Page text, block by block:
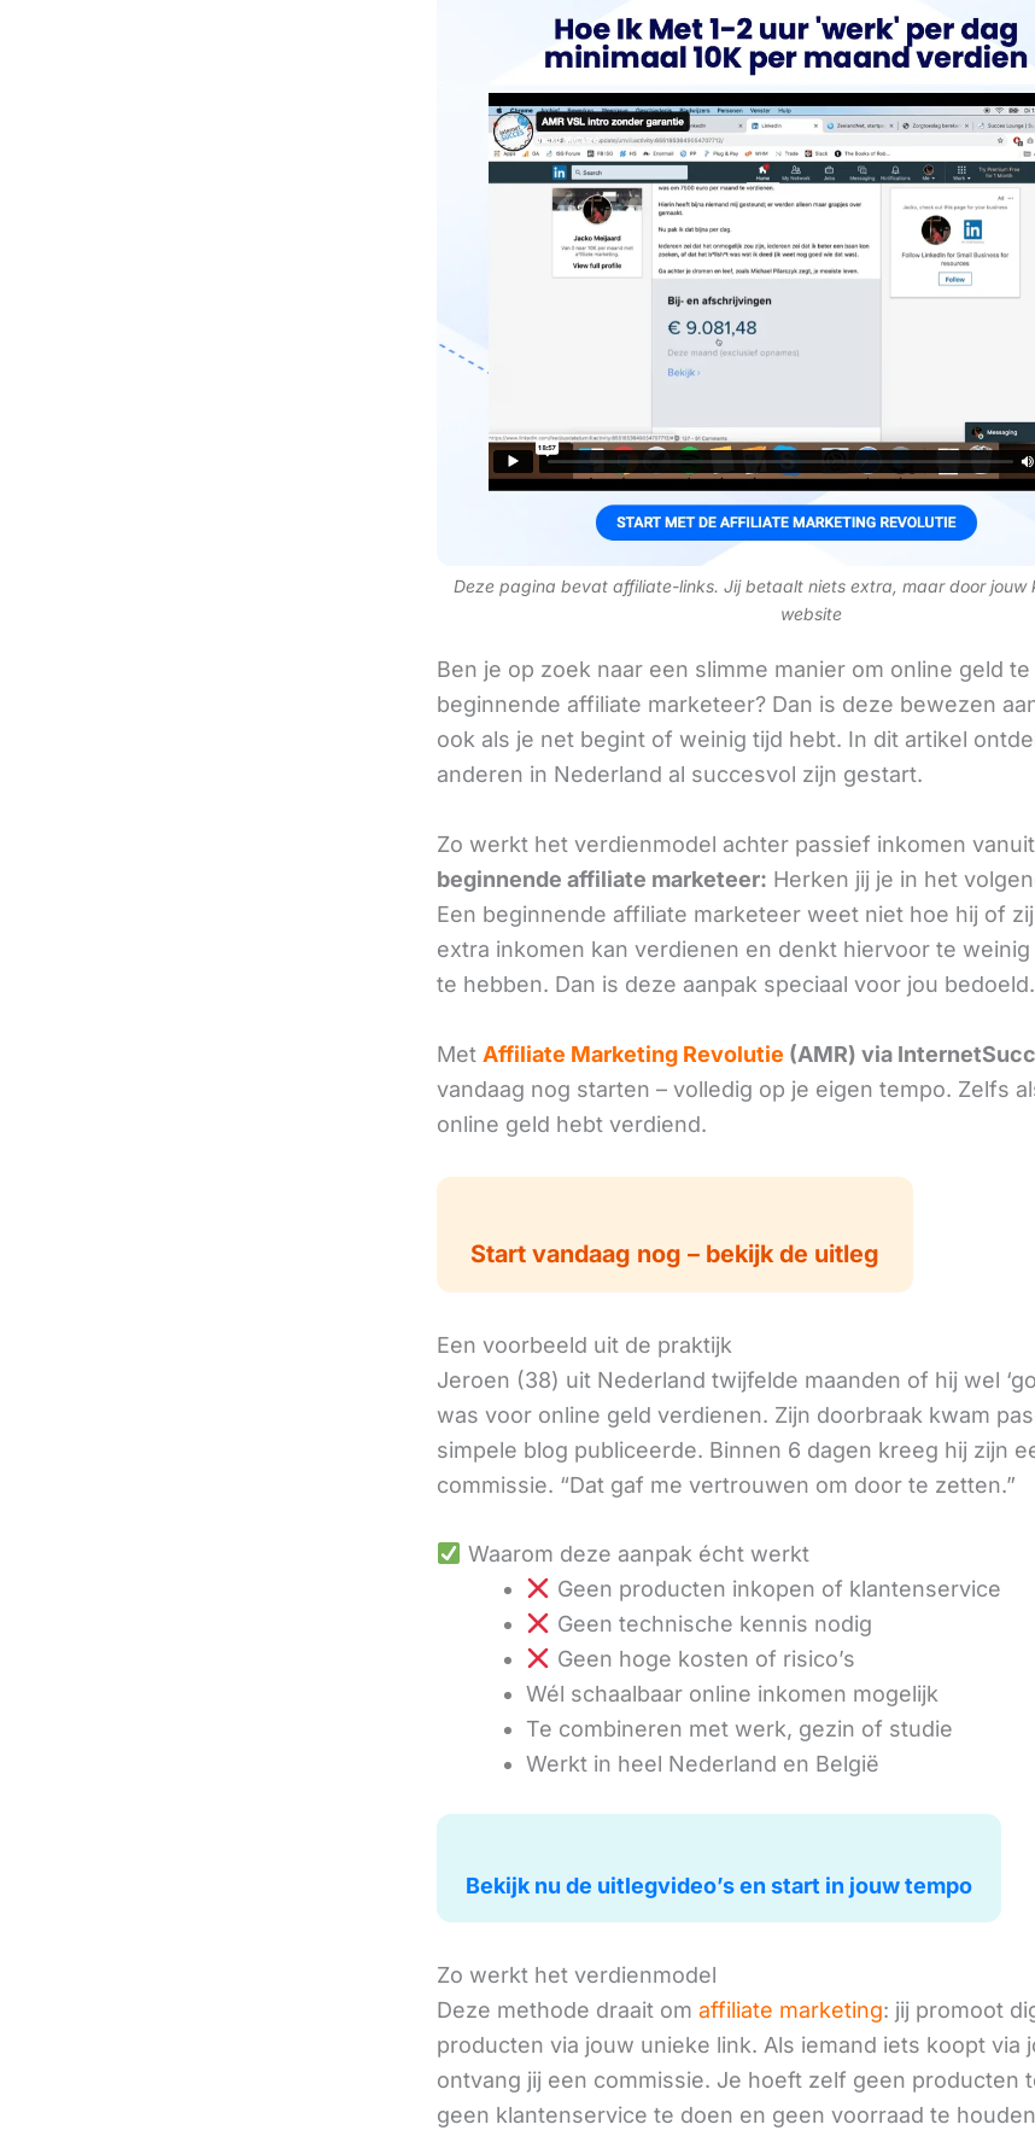
Deze pagina bevat affiliate-links. Jij betaalt niets extra, maar door jouw
website
Ben je op zoek naar een slimme manier om online geld
beginnende affiliate marketeer? Dan is deze bewezen
ook als je net begint of weinig tijd hebt. In dit artikel
anderen in Nederland al succesvol zijn gestart.
Zo werkt het verdienmodel achter passief inkomen
beginnende affiliate marketeer: Herken jij je in het
Een beginnende affiliate marketeer weet niet hoe hij of
extra inkomen kan verdienen en denkt hiervoor te
te hebben. Dan is deze aanpak speciaal voor jou bedoeld.
Met Affiliate Marketing Revolutie (AMR) via
vandaag nog starten – volledig op je eigen tempo. Zelfs
online geld hebt verdiend.
Start vandaag nog – bekijk de uitleg
Een voorbeeld uit de praktijk
Jeroen (38) uit Nederland twijfelde maanden of hij wel
was voor online geld verdienen. Zijn doorbraak kwam
simpele blog publiceerde. Binnen 6 dagen kreeg hij zijn
commissie. “Dat gaf me vertrouwen om door te zetten.”
Waarom deze aanpak écht werkt
Geen producten inkopen of klantenservice
Geen technische kennis nodig
Geen hoge kosten of risico’s
Wél schaalbaar online inkomen mogelijk
Te combineren met werk, gezin of studie
Werkt in heel Nederland en België
Bekijk nu de uitlegvideo’s en start in jouw tempo
Zo werkt het verdienmodel
Deze methode draait om affiliate marketing: jij promoot
producten via jouw unieke link. Als iemand iets koopt via
ontvang jij een commissie. Je hoeft zelf geen producten
geen klantenservice te doen en geen voorraad te